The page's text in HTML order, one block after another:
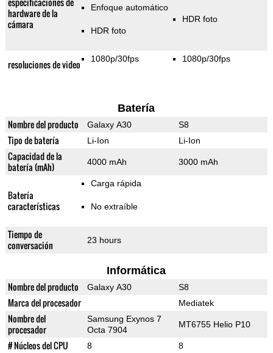
hardware de la
cámara
Enfoque automático
HDR foto
HDR foto
resoluciones de video 1080p/30fps 1080p/30fps
Batería
Nombre del producto Galaxy A30 S8
Tipo de batería Li-Ion Li-Ion
Capacidad de la
batería (mAh)
4000 mAh 3000 mAh
Batería
características
Carga rápida
No extraíble
Tiempo de
conversación
23 hours
Informática
Nombre del producto Galaxy A30 S8
Marca del procesador Mediatek
Nombre del
procesador
Samsung Exynos 7
Octa 7904
MT6755 Helio P10
# Núcleos del CPU 8 8